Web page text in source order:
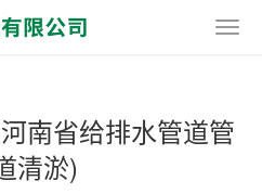
南省给排水管道管
清淤)